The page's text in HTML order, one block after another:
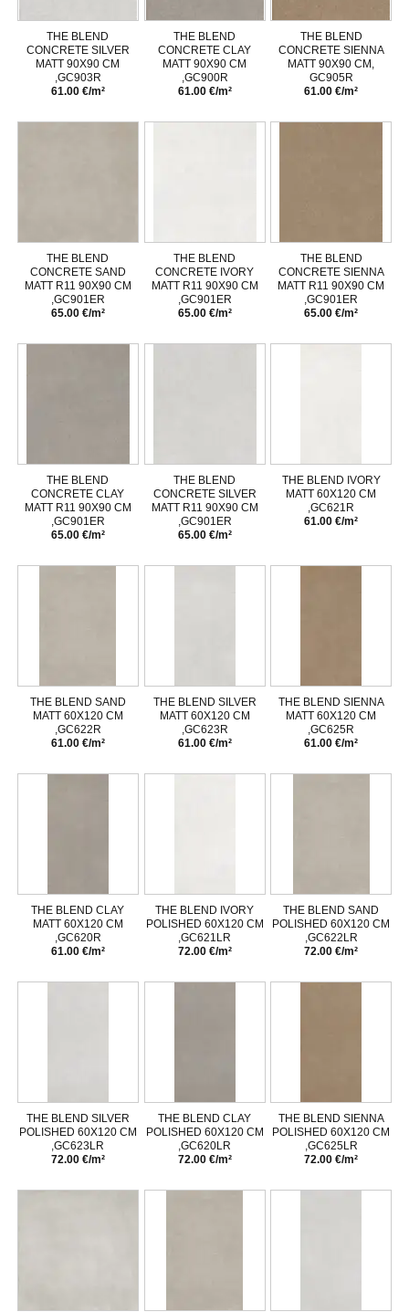
THE BLEND
CONCRETE SILVER
MATT 90X90 CM
,GC903R
61.00 €/m²
THE BLEND
CONCRETE CLAY
MATT 90X90 CM
,GC900R
61.00 €/m²
THE BLEND
CONCRETE SIENNA
MATT 90X90 CM,
GC905R
61.00 €/m²
THE BLEND
CONCRETE SAND
MATT R11 90X90 CM
,GC901ER
65.00 €/m²
THE BLEND
CONCRETE IVORY
MATT R11 90X90 CM
,GC901ER
65.00 €/m²
THE BLEND
CONCRETE SIENNA
MATT R11 90X90 CM
,GC901ER
65.00 €/m²
THE BLEND
CONCRETE CLAY
MATT R11 90X90 CM
,GC901ER
65.00 €/m²
THE BLEND
CONCRETE SILVER
MATT R11 90X90 CM
,GC901ER
65.00 €/m²
THE BLEND IVORY
MATT 60X120 CM
,GC621R
61.00 €/m²
THE BLEND SAND
MATT 60X120 CM
,GC622R
61.00 €/m²
THE BLEND SILVER
MATT 60X120 CM
,GC623R
61.00 €/m²
THE BLEND SIENNA
MATT 60X120 CM
,GC625R
61.00 €/m²
THE BLEND CLAY
MATT 60X120 CM
,GC620R
61.00 €/m²
THE BLEND IVORY
POLISHED 60X120 CM
,GC621LR
72.00 €/m²
THE BLEND SAND
POLISHED 60X120 CM
,GC622LR
72.00 €/m²
THE BLEND SILVER
POLISHED 60X120 CM
,GC623LR
72.00 €/m²
THE BLEND CLAY
POLISHED 60X120 CM
,GC620LR
72.00 €/m²
THE BLEND SIENNA
POLISHED 60X120 CM
,GC625LR
72.00 €/m²